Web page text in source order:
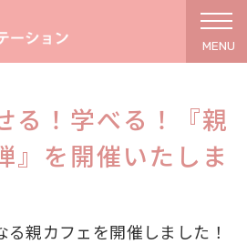
MENU
る！学べる！『親
』を開催いたしま
親カフェを開催しました！